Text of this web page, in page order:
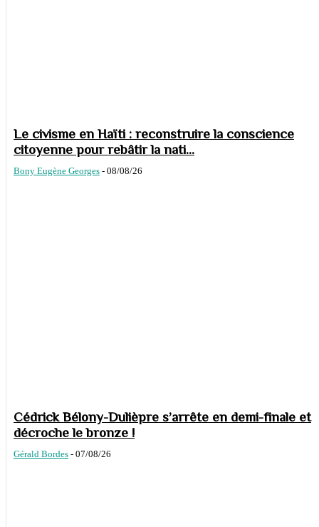
Le civisme en Haïti : reconstruire la conscience
citoyenne pour rebâtir la nati...
Bony Eugène Georges - 08/08/26
Cédrick Bélony-Dulièpre s’arrête en demi-finale et
décroche le bronze !
Gérald Bordes - 07/08/26